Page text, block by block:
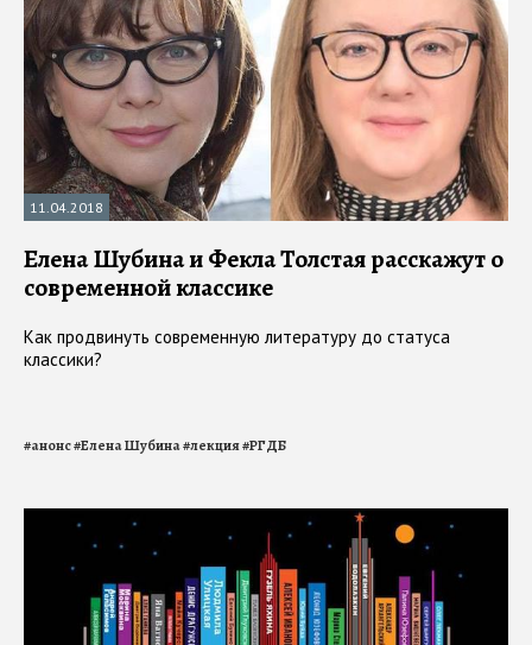
11.04.2018
Елена Шубина и Фекла Толстая расскажут о
современной классике
Как продвинуть современную литературу до статуса
классики?
#анонс#Елена Шубина#лекция#РГДБ